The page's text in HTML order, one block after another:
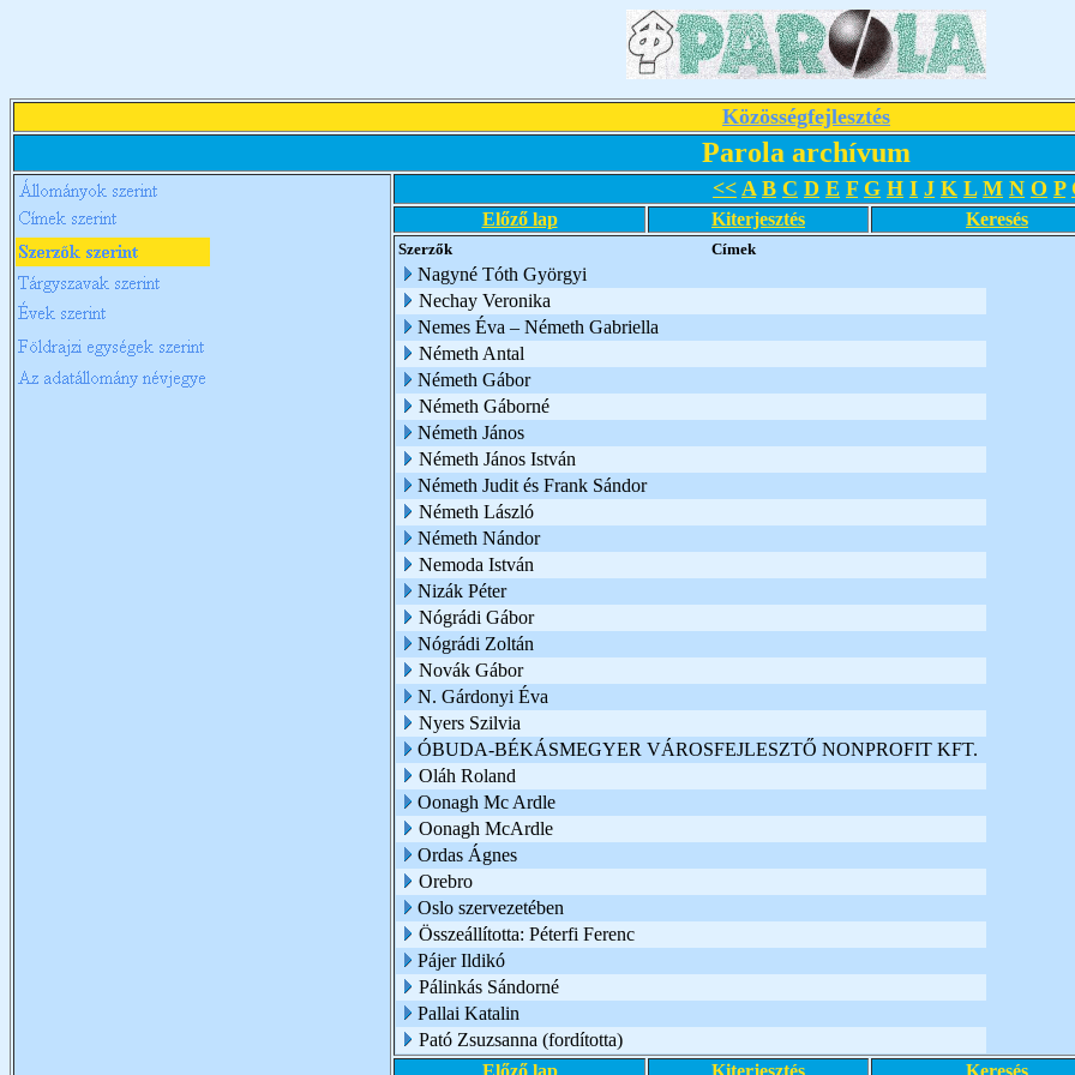
Közösségfejlesztés
Parola archívum
<< A B C D E F G H I J K L M N O P
Előző lap Kiterjesztés Keresés
Szerzők Címek
Nagyné Tóth Györgyi
Nechay Veronika
Nemes Éva – Németh Gabriella
Németh Antal
Németh Gábor
Németh Gáborné
Németh János
Németh János István
Németh Judit és Frank Sándor
Németh László
Németh Nándor
Nemoda István
Nizák Péter
Nógrádi Gábor
Nógrádi Zoltán
Novák Gábor
N. Gárdonyi Éva
Nyers Szilvia
ÓBUDA-BÉKÁSMEGYER VÁROSFEJLESZTŐ NONPROFIT KFT.
Oláh Roland
Oonagh Mc Ardle
Oonagh McArdle
Ordas Ágnes
Orebro
Oslo szervezetében
Összeállította: Péterfi Ferenc
Pájer Ildikó
Pálinkás Sándorné
Pallai Katalin
Pató Zsuzsanna (fordította)
Előző lap
Kiterjesztés Keresés